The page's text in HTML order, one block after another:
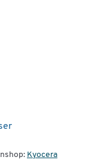
Kyocera